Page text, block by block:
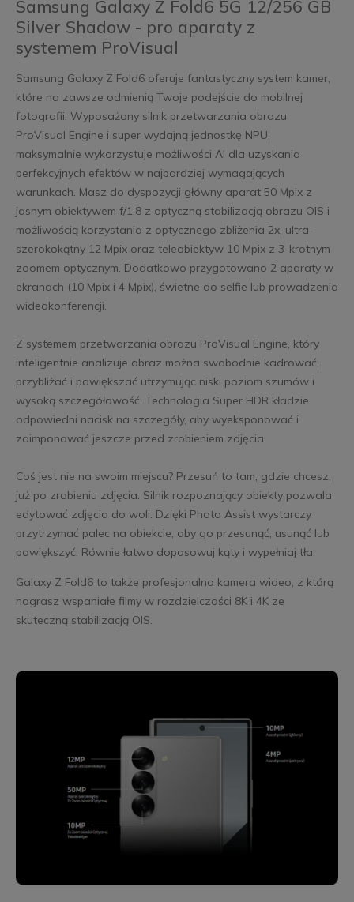
Samsung Galaxy Z Fold6 5G 12/256 GB
Silver Shadow - pro aparaty z
systemem ProVisual
Samsung Galaxy Z Fold6 oferuje fantastyczny system kamer,
które na zawsze odmienią Twoje podejście do mobilnej
fotografii. Wyposażony silnik przetwarzania obrazu
ProVisual Engine i super wydajną jednostkę NPU,
maksymalnie wykorzystuje możliwości AI dla uzyskania
perfekcyjnych efektów w najbardziej wymagających
warunkach. Masz do dyspozycji główny aparat 50 Mpix z
jasnym obiektywem f/1.8 z optyczną stabilizacją obrazu OIS i
możliwością korzystania z optycznego zbliżenia 2x, ultra-
szerokokątny 12 Mpix oraz teleobiektyw 10 Mpix z 3-krotnym
zoomem optycznym. Dodatkowo przygotowano 2 aparaty w
ekranach (10 Mpix i 4 Mpix), świetne do selfie lub prowadzenia
wideokonferencji.
Z systemem przetwarzania obrazu ProVisual Engine, który
inteligentnie analizuje obraz można swobodnie kadrować,
przybliżać i powiększać utrzymując niski poziom szumów i
wysoką szczegółowość. Technologia Super HDR kładzie
odpowiedni nacisk na szczegóły, aby wyeksponować i
zaimponować jeszcze przed zrobieniem zdjęcia.
Coś jest nie na swoim miejscu? Przesuń to tam, gdzie chcesz,
już po zrobieniu zdjęcia. Silnik rozpoznający obiekty pozwala
edytować zdjęcia do woli. Dzięki Photo Assist wystarczy
przytrzymać palec na obiekcie, aby go przesunąć, usunąć lub
powiększyć. Równie łatwo dopasowuj kąty i wypełniaj tła.
Galaxy Z Fold6 to także profesjonalna kamera wideo, z którą
nagrasz wspaniałe filmy w rozdzielczości 8K i 4K ze
skuteczną stabilizacją OIS.